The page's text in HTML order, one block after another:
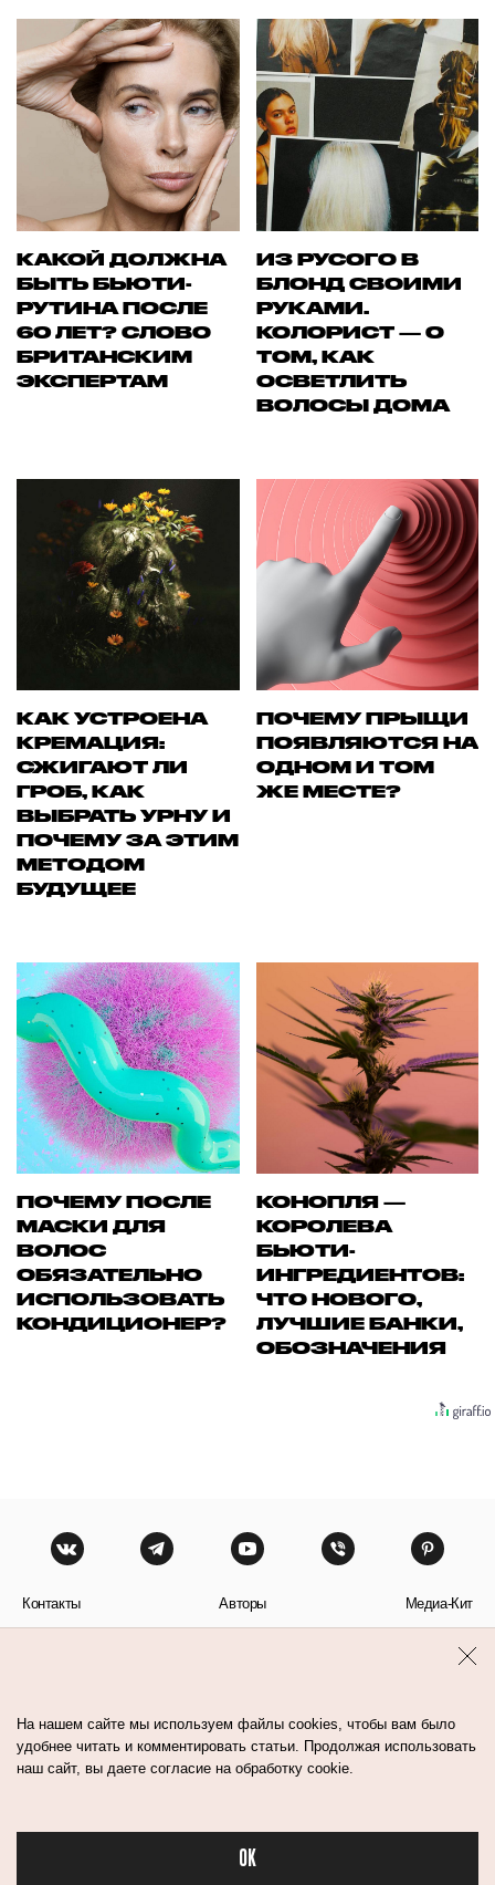
КАКОЙ ДОЛЖНА
БЫТЬ БЬЮТИ-
РУТИНА ПОСЛЕ
60 ЛЕТ? СЛОВО
БРИТАНСКИМ
ЭКСПЕРТАМ
ИЗ РУСОГО В
БЛОНД СВОИМИ
РУКАМИ.
КОЛОРИСТ — О
ТОМ, КАК
ОСВЕТЛИТЬ
ВОЛОСЫ ДОМА
КАК УСТРОЕНА
КРЕМАЦИЯ:
СЖИГАЮТ ЛИ
ГРОБ, КАК
ВЫБРАТЬ УРНУ И
ПОЧЕМУ ЗА ЭТИМ
МЕТОДОМ
БУДУЩЕЕ
ПОЧЕМУ ПРЫЩИ
ПОЯВЛЯЮТСЯ НА
ОДНОМ И ТОМ
ЖЕ МЕСТЕ?
ПОЧЕМУ ПОСЛЕ
МАСКИ ДЛЯ
ВОЛОС
ОБЯЗАТЕЛЬНО
ИСПОЛЬЗОВАТЬ
КОНДИЦИОНЕР?
КОНОПЛЯ —
КОРОЛЕВА
БЬЮТИ-
ИНГРЕДИЕНТОВ:
ЧТО НОВОГО,
ЛУЧШИЕ БАНКИ,
ОБОЗНАЧЕНИЯ
Контакты Авторы Медиа-Кит
На нашем сайте мы используем файлы cookies, чтобы вам было
удобнее читать и комментировать статьи. Продолжая использовать
наш сайт, вы даете согласие на обработку cookie.
OK